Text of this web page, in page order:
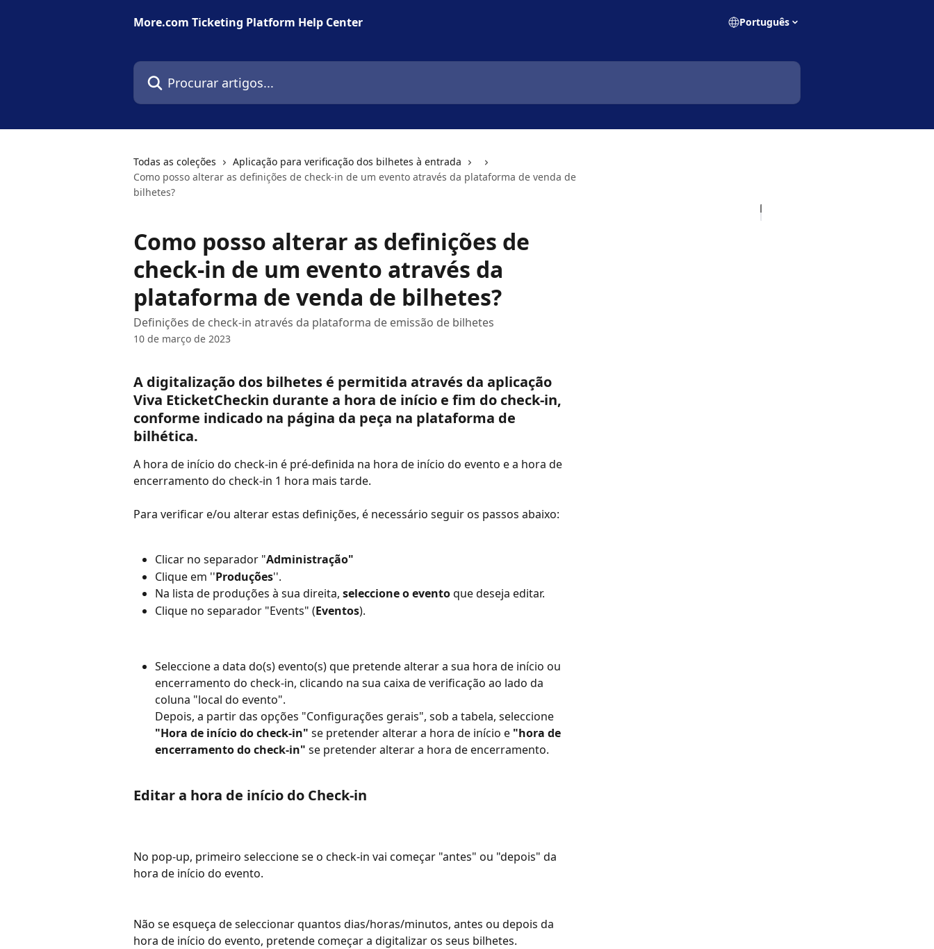
More.com Ticketing Platform Help Center
Português
Procurar artigos...
Todas as coleções
Aplicação para verificação dos bilhetes à entrada
Como posso alterar as definições de check-in de um evento através da plataforma de venda de
bilhetes?
Como posso alterar as definições de
check-in de um evento através da
plataforma de venda de bilhetes?
Definições de check-in através da plataforma de emissão de bilhetes
10 de março de 2023
A digitalização dos bilhetes é permitida através da aplicação
Viva ΕticketCheckin durante a hora de início e fim do check-in,
conforme indicado na página da peça na plataforma de
bilhética.
A hora de início do check-in é pré-definida na hora de início do evento e a hora de
encerramento do check-in 1 hora mais tarde.
Para verificar e/ou alterar estas definições, é necessário seguir os passos abaixo:
Clicar no separador "Administração"
Clique em ''Produções''.
Na lista de produções à sua direita, seleccione o evento que deseja editar.
Clique no separador "Events" (Eventos).
Seleccione a data do(s) evento(s) que pretende alterar a sua hora de início ou
encerramento do check-in, clicando na sua caixa de verificação ao lado da
coluna "local do evento".
Depois, a partir das opções "Configurações gerais", sob a tabela, seleccione
"Hora de início do check-in" se pretender alterar a hora de início e "hora de
encerramento do check-in" se pretender alterar a hora de encerramento.
Editar a hora de início do Check-in
No pop-up, primeiro seleccione se o check-in vai começar "antes" ou "depois" da
hora de início do evento.
Não se esqueça de seleccionar quantos dias/horas/minutos, antes ou depois da
hora de início do evento, pretende começar a digitalizar os seus bilhetes.